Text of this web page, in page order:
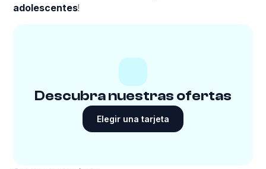
Descubra nuestras ofertas
Elegir una tarjeta
adolescentes!